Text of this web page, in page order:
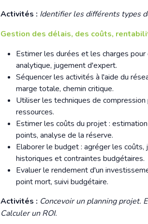
Activités : Identifier les différents types
Gestion des délais, des coûts,
Estimer les durées et les charges
analytique, jugement d'expert.
Séquencer les activités à l'aide du
marge totale, chemin critique.
Utiliser les techniques de
ressources.
Estimer les coûts du projet :
points, analyse de la réserve.
Elaborer le budget : agréger les
historiques et contraintes budgétaires.
Evaluer le rendement d'un
point mort, suivi budgétaire.
Activités : Concevoir un planning projet.
Calculer un ROI.